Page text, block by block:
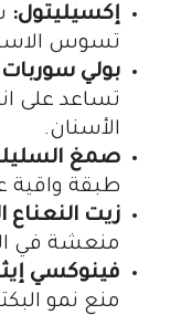
إكسيليتول:
تسوس
بولي سوربات 80:
تساعد على
الأسنان.
صمغ
طبقة واقية
زيت النعناع
منعشة في
فينوكسي
منع نمو